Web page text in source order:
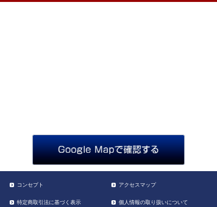
コンセプト アクセスマップ
特定商取引法に基づく表示 個人情報の取り扱いについて